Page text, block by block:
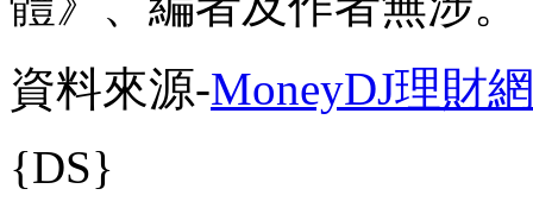
資料來源-MoneyDJ理財網
{DS}